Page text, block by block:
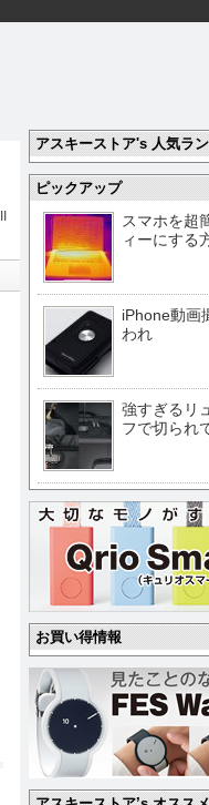
アスキーストア's 人気ラ
ピックアップ
スマホを超
ィーにする
iPhone動画
われ
強すぎるリ
フで切られ
お買い得情報